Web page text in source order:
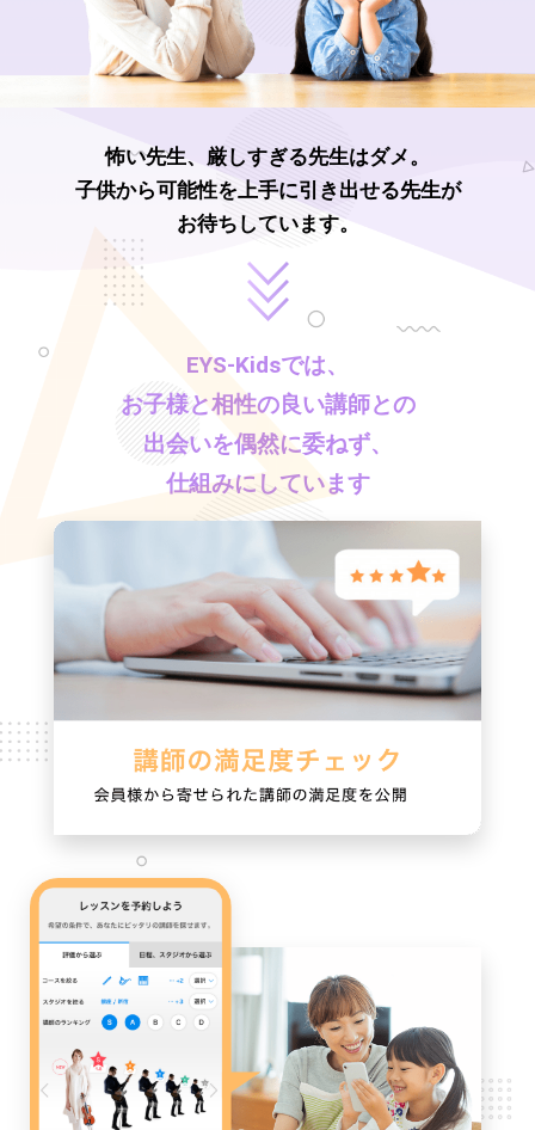
怖い先生、厳しすぎる先生はダメ。
子供から可能性を上手に引き出せる先生が
お待ちしています。
EYS-Kidsでは、
お子様と相性の良い講師との
出会いを偶然に委ねず、
仕組みにしています